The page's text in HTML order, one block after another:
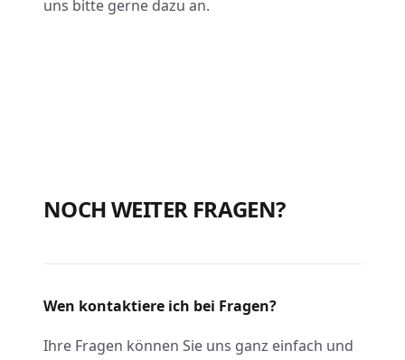
uns bitte gerne dazu an.
NOCH WEITER FRAGEN?
Wen kontaktiere ich bei Fragen?
Ihre Fragen können Sie uns ganz einfach und